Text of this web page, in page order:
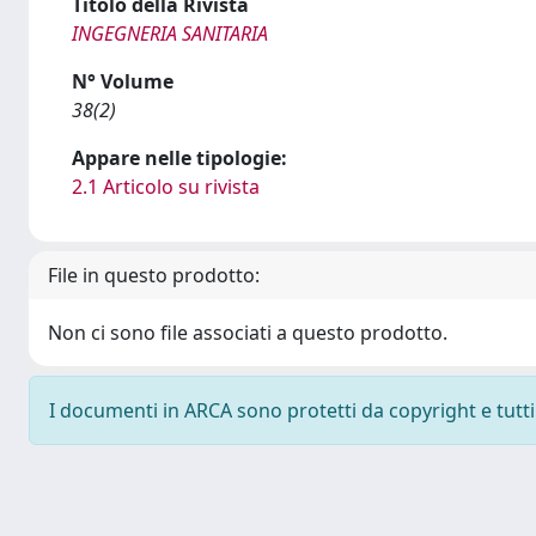
INGEGNERIA SANITARIA
N° Volume
38(2)
Appare nelle tipologie:
2.1 Articolo su rivista
File in questo prodotto:
Non ci sono file associati a questo prodotto.
I documenti in ARCA sono protetti da copyright e